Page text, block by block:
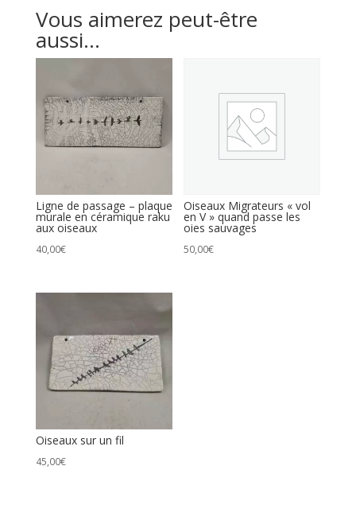
Raku
Vous aimerez peut-être
aussi…
Ligne de passage – plaque
murale en céramique raku
aux oiseaux
40,00€
Oiseaux Migrateurs « vol
en V » quand passe les
oies sauvages
50,00€
Oiseaux sur un fil
45,00€